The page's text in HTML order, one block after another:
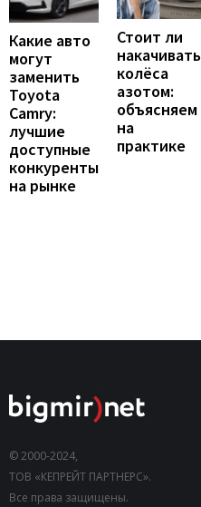
Какие авто
могут
заменить
Toyota
Camry:
лучшие
доступные
конкуренты
на рынке
Стоит ли
накачивать
колёса
азотом:
объясняем
на
практике
© 2000-2024,
ТОВ «КЕПРЕЙТ ПАРТНЕРС».
Все права защищены.